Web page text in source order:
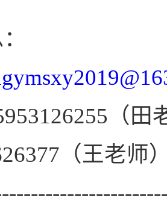
（田
（王老师